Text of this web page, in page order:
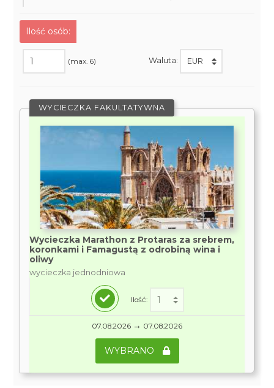
Ilość osób:
(max. 6) Waluta:
WYCIECZKA FAKULTATYWNA
Wycieczka Marathon z Protaras za srebrem,
koronkami i Famagustą z odrobiną wina i
oliwy
wycieczka jednodniowa
Ilość:
07.08.2026 → 07.08.2026
WYBRANO